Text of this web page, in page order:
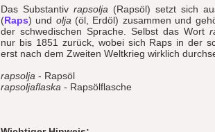
Das Substantiv rapsolja (Rapsöl) setzt sich
(Raps) und olja (öl, Erdöl) zusammen und
der schwedischen Sprache. Selbst das Wort
nur bis 1851 zurück, wobei sich Raps in der
erst nach dem Zweiten Weltkrieg wirklich
rapsolja - Rapsöl
rapsoljaflaska - Rapsölflasche